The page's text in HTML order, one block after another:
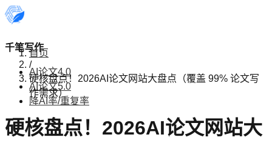
千笔写作
AI论文4.0
AI论文5.0
降AI率/重复率
首页
/
硬核盘点！2026AI论文网站大盘点（覆盖 99% 论文写
作需求）
硬核盘点！2026AI论文网站大